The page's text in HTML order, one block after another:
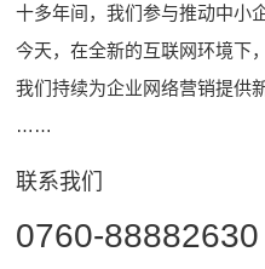
十多年间，我们参与推动中小
今天，在全新的互联网环境下，
我们持续为企业网络营销提供
……
联系我们
0760-88882630